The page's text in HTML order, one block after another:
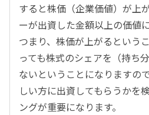
すると株価（企業価値）が上
ーが出資した金額以上の価値
つまり、株価が上がるという
っても株式のシェアを（持ち
ないということになりますの
しい方に出資してもらうかを
ングが重要になります。